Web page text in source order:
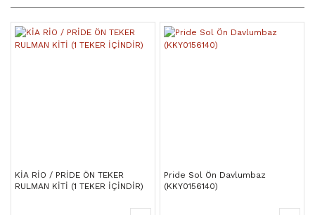
KİA RİO / PRİDE ÖN TEKER
RULMAN KİTİ (1 TEKER İÇİNDİR)
Pride Sol Ön Davlumbaz
(KKY0156140)